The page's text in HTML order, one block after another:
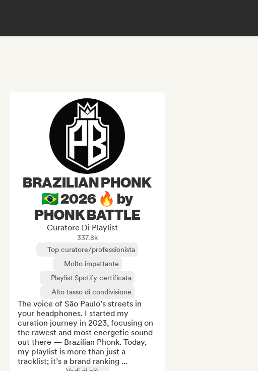
BRAZILIAN PHONK
🇧🇷 2026 🔥 by
PHONK BATTLE
Curatore Di Playlist
337.8k
Top curatore/professionista
Molto impattante
Playlist Spotify certificata
Alto tasso di condivisione
The voice of São Paulo’s streets in
your headphones. I started my
curation journey in 2023, focusing on
the rawest and most energetic sound
out there — Brazilian Phonk. Today,
my playlist is more than just a
tracklist; it’s a brand ranking ...